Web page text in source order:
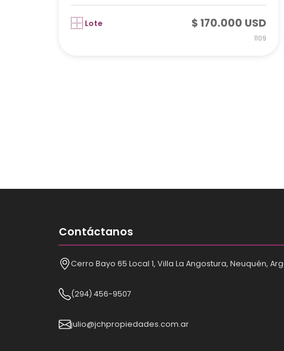
Lote $ 170.000 USD
1109
Contáctanos
Cerro Bayo 65 Local 1, Villa La Angostura, Neuquén,
(294) 456-9507
julio@jchpropiedades.com.ar